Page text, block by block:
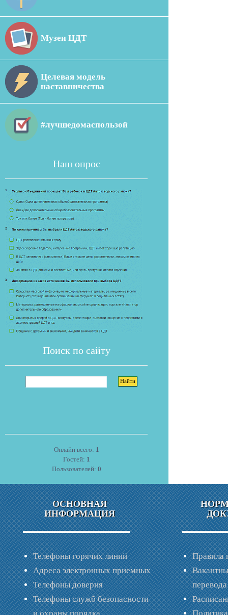
Музеи ЦДТ
Целевая модель
наставничества
#лучшедомаспользой
Наш опрос
Поиск по сайту
Онлайн всего: 1
Гостей: 1
Пользователей: 0
ОСНОВНАЯ
ИНФОРМАЦИЯ
Телефоны горячих линий
Адреса электронных приемных
Телефоны доверия
Телефоны служб безопасности
Правила
перевода